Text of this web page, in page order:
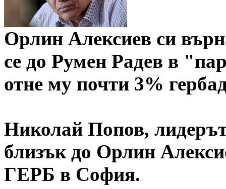
Орлин Алексиев си
се до Румен Радев в
отне му почти 3%
Николай Попов,
близък до Орлин
ГЕРБ в София.